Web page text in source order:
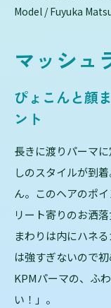
マッシュ
ぴょこんと顔
ント
長きに渡りパーマ
しのスタイルが到
ん。このヘアのポ
リート寄りのお洒
まわりは内にハネ
は強すぎないので
KPMパーマの、ふ
い！」。
Model / Fuyuka